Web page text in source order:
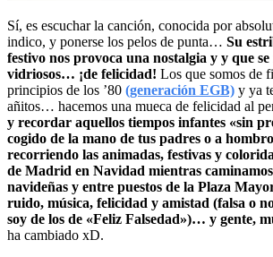
Sí, es escuchar la canción, conocida por
indico, y ponerse los pelos de punta… Su
festivo nos provoca una nostalgia y y que
vidriosos… ¡de felicidad! Los que somos de
principios de los ’80 (generación EGB) y ya
añitos… hacemos una mueca de felicidad al
y recordar aquellos tiempos infantes «sin
cogido de la mano de tus padres o a
recorriendo las animadas, festivas y
de Madrid en Navidad mientras
navideñas y entre puestos de la Plaza
ruido, música, felicidad y amistad (falsa o
soy de los de «Feliz Falsedad»)… y gente,
ha cambiado xD.